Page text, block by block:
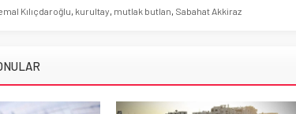
Kılıçdaroğlu, kurultay, mutlak butlan, Sabahat Akkiraz